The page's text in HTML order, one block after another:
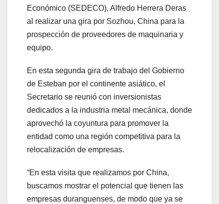
Económico (SEDECO), Alfredo Herrera Deras
al realizar una gira por Sozhou, China para la
prospección de proveedores de maquinaria y
equipo.
En esta segunda gira de trabajo del Gobierno
de Esteban por el continente asiático, el
Secretario se reunió con inversionistas
dedicados a la industria metal mecánica, donde
aprovechó la coyuntura para promover la
entidad como una región competitiva para la
relocalización de empresas.
“En esta visita que realizamos por China,
buscamos mostrar el potencial que tienen las
empresas duranguenses, de modo que ya se